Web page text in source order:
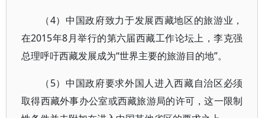
（4）中国政府致力于发展西藏地区的旅游业，
在2015年8月举行的第六届西藏工作论坛上，李克强
总理呼吁西藏发展成为“世界主要的旅游目的地”。
（5）中国政府要求外国人进入西藏自治区必须
取得西藏外事办公室或西藏旅游局的许可，这一限制